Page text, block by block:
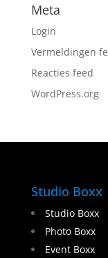
Meta
Login
Vermeldingen
Reacties feed
WordPress.org
Studio Boxx
Studio Boxx
Photo Boxx
Event Boxx